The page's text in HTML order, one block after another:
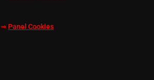
⇒ Panel Cookies